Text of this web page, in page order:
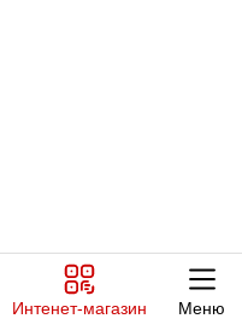
Интенет-магазин Меню